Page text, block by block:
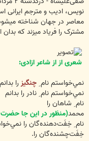
‌نویس، ادیب و مترجم ایرانی
معاصر در جهان شناخته
مشترک را فریاد میزند که بدان
شعری از از شاعر ازادی:
نمي‌خواستم نام ِچنگيزرا بدانم
نمي‌خواستم نام ِ نادر را بدانم
نام ِ شاهان را
محمد(منظور در این جا
نام ِ خِفَت‌دهنده‌گان را
خِفَت‌چشنده‌گان را.